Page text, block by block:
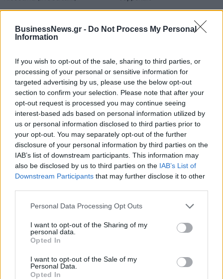
BusinessNews.gr - Do Not Process My Personal
Information
If you wish to opt-out of the sale, sharing to third parties, or
processing of your personal or sensitive information for
targeted advertising by us, please use the below opt-out
section to confirm your selection. Please note that after your
opt-out request is processed you may continue seeing
interest-based ads based on personal information utilized by
us or personal information disclosed to third parties prior to
your opt-out. You may separately opt-out of the further
disclosure of your personal information by third parties on the
IAB’s list of downstream participants. This information may
also be disclosed by us to third parties on the IAB’s List of
Downstream Participants that may further disclose it to other
Personal Data Processing Opt Outs
I want to opt-out of the Sharing of my
personal data.
Opted In
I want to opt-out of the Sale of my
Personal Data.
Opted In
ΕΛΣΤΑΤ: Στο 3,4% υποχώρησε ο πληθωρισμός τον Ιούλιο
Χρηματοδότηση 8 εκατ. ευρώ
σε 843 μέσα ενημέρωσης-
Ξεκίνησε το πενταετές
πρόγραμμα ενίσχυσης του
Τύπου
Metlen: Ρεκόρ EBITDA στο α'
εξάμηνο, στα 550 εκατ. ευρώ –
Καθαρά κέρδη 313 εκατ. ευρώ
Η Chery επενδύει 75 εκατ. δολάρια στην KG Mobility
18.990 ευρώ
συνεχίζουν μαζί: Ανανέωση της
2028
18η συνεχόμενη χρονιά για τον ΟΤΕ στη διεθνή σειρά δεικτών
FTSE4Good